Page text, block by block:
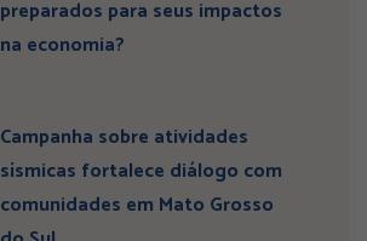
preparados para seus impactos
na economia?
Campanha sobre atividades
sísmicas fortalece diálogo com
comunidades em Mato Grosso